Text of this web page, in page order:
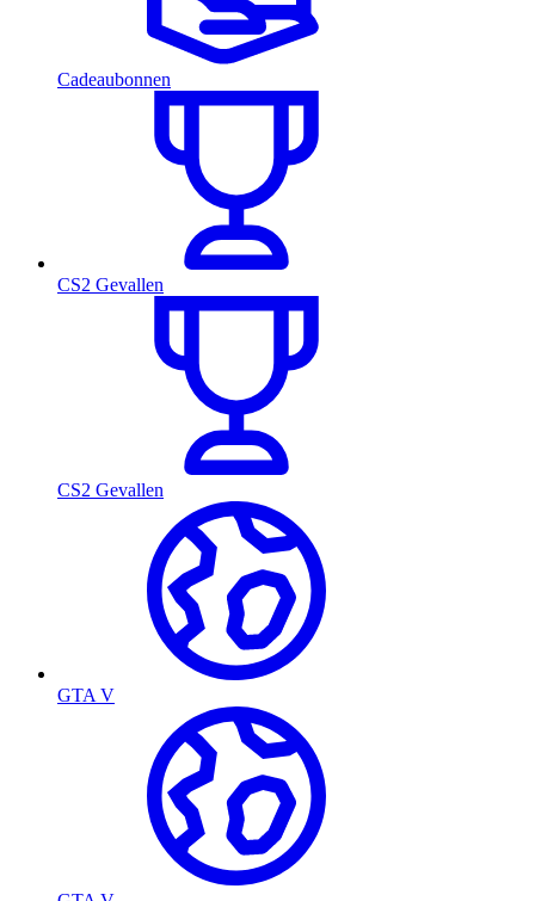
Cadeaubonnen
CS2 Gevallen
CS2 Gevallen
GTA V